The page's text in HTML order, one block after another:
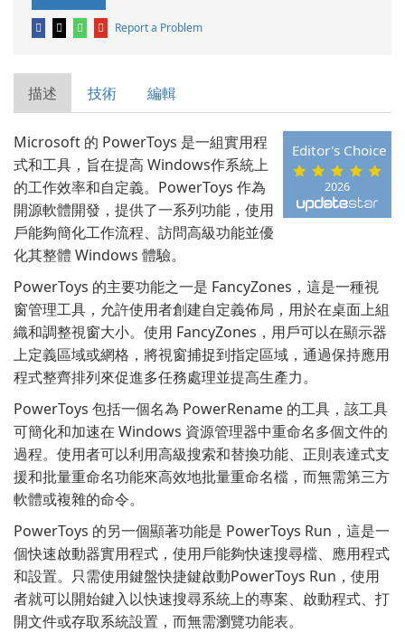
Report a Problem
描述 技術 編輯
2026
Editor's Choice
Microsoft 的 PowerToys 是一組實用程
式和工具，旨在提高 Windows作系統上
的工作效率和自定義。PowerToys 作為
開源軟體開發，提供了一系列功能，使用
戶能夠簡化工作流程、訪問高級功能並優
化其整體 Windows 體驗。
PowerToys 的主要功能之一是 FancyZones，這是一種視
窗管理工具，允許使用者創建自定義佈局，用於在桌面上組
織和調整視窗大小。使用 FancyZones，用戶可以在顯示器
上定義區域或網格，將視窗捕捉到指定區域，通過保持應用
程式整齊排列來促進多任務處理並提高生產力。
PowerToys 包括一個名為 PowerRename 的工具，該工具
可簡化和加速在 Windows 資源管理器中重命名多個文件的
過程。使用者可以利用高級搜索和替換功能、正則表達式支
援和批量重命名功能來高效地批量重命名檔，而無需第三方
軟體或複雜的命令。
PowerToys 的另一個顯著功能是 PowerToys Run，這是一
個快速啟動器實用程式，使用戶能夠快速搜尋檔、應用程式
和設置。只需使用鍵盤快捷鍵啟動PowerToys Run，使用
者就可以開始鍵入以快速搜尋系統上的專案、啟動程式、打
開文件或存取系統設置，而無需瀏覽功能表。